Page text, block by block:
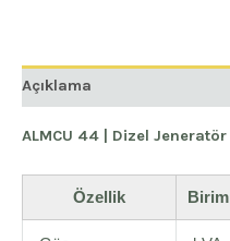
Açıklama
ALMCU 44 | Dizel Jeneratör
Özellik Birim